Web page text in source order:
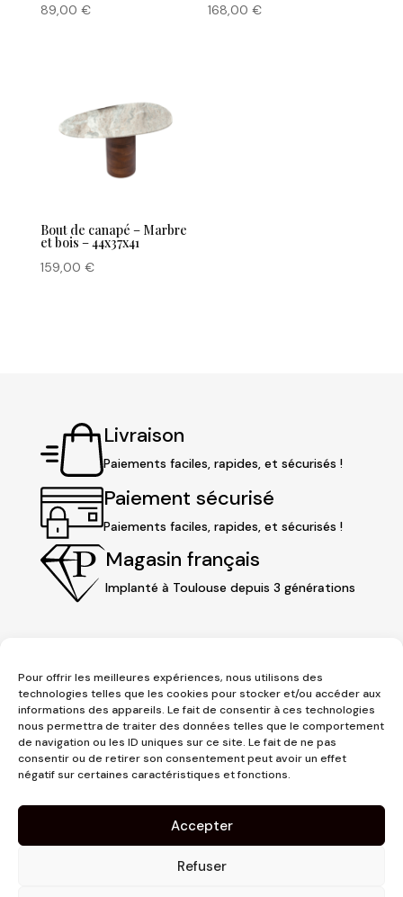
Pour offrir les meilleures expériences, nous utilisons des
technologies telles que les cookies pour stocker et/ou accéder aux
informations des appareils. Le fait de consentir à ces technologies
nous permettra de traiter des données telles que le comportement
de navigation ou les ID uniques sur ce site. Le fait de ne pas
consentir ou de retirer son consentement peut avoir un effet
négatif sur certaines caractéristiques et fonctions.
Accepter
Refuser
89,00 € 168,00€
Bout de canapé – Marbre
et bois – 44x37x41
159,00 €
Livraison
Paiements faciles, rapides, et sécurisés !
Paiement sécurisé
Paiements faciles, rapides, et sécurisés !
Magasin français
Implanté à Toulouse depuis 3 générations
3 place Jeanne d'Arc
31000 Toulouse
contact@pujolmaison.com
05 62 73 70 73